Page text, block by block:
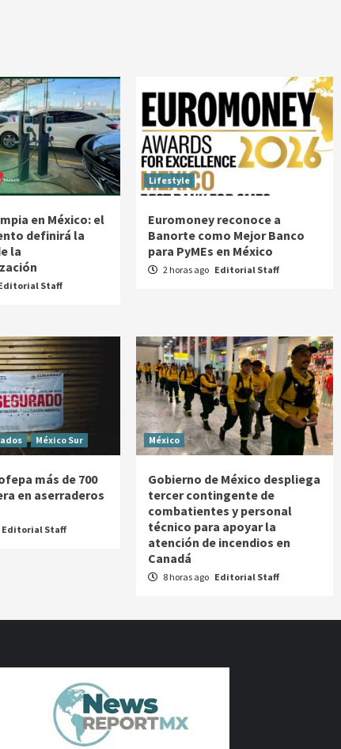
en México: el
definirá la
la
Staff
Lifestyle
Euromoney reconoce a
Banorte como Mejor Banco
para PyMEs en México
2 horas ago Editorial Staff
México Sur
más de 700
en aserraderos
Editorial Staff
México
Gobierno de México despliega
tercer contingente de
combatientes y personal
técnico para apoyar la
atención de incendios en
Canadá
8 horas ago Editorial Staff